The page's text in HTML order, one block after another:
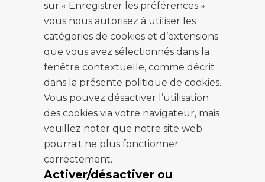
sur « Enregistrer les préférences »
vous nous autorisez à utiliser les
catégories de cookies et d’extensions
que vous avez sélectionnés dans la
fenêtre contextuelle, comme décrit
dans la présente politique de cookies.
Vous pouvez désactiver l’utilisation
des cookies via votre navigateur, mais
veuillez noter que notre site web
pourrait ne plus fonctionner
correctement.
Activer/désactiver ou